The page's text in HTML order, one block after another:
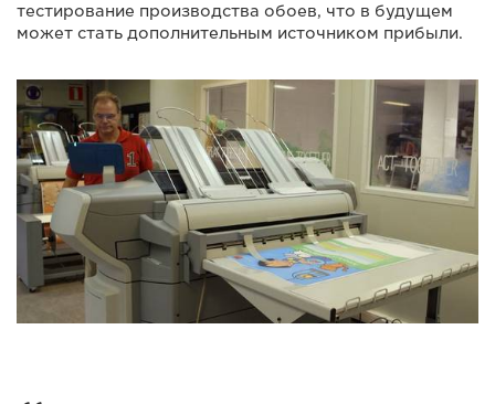
тестирование производства обоев, что в будущем
может стать дополнительным источником прибыли.